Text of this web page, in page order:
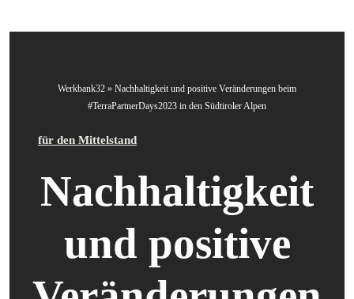
Werkbank32 » Nachhaltigkeit und positive Veränderungen beim
#TerraPartnerDays2023 in den Südtiroler Alpen
für den Mittelstand
Nachhaltigkeit
und positive